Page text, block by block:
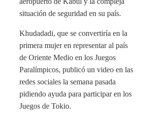
situación de seguridad en su país.
Khudadadi, que se convertiría en la
primera mujer en representar al país
de Oriente Medio en los Juegos
Paralímpicos, publicó un video en las
redes sociales la semana pasada
pidiendo ayuda para participar en los
Juegos de Tokio.